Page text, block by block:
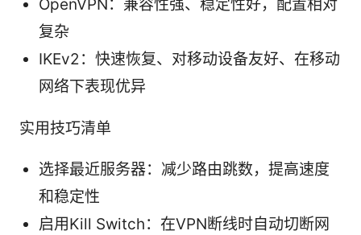
OpenVPN：兼容性强、稳定性好，配置相对
复杂
IKEv2：快速恢复、对移动设备友好、在移动
网络下表现优异
实用技巧清单
选择最近服务器：减少路由跳数，提高速度
和稳定性
启用Kill Switch：在VPN断线时自动切断网